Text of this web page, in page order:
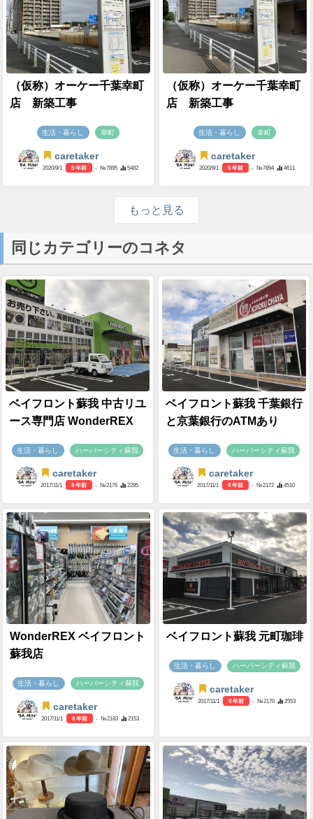
（仮称）オーケー千葉幸町
店 新築工事
生活・暮らし 幸町
caretaker
2020/9/1 5 年前 - №7895 5482
（仮称）オーケー千葉幸町
店 新築工事
生活・暮らし 幸町
caretaker
2020/9/1 5 年前 - №7894 4611
もっと見る
同じカテゴリーのコネタ
ベイフロント蘇我 中古リユ
ース専門店 WonderREX
生活・暮らし ハーバーシティ蘇我
caretaker
2017/11/1 8 年前 - №2176 2285
ベイフロント蘇我 千葉銀行
と京葉銀行のATMあり
生活・暮らし ハーバーシティ蘇我
caretaker
2017/11/1 8 年前 - №2172 4510
WonderREX ベイフロント
蘇我店
生活・暮らし ハーバーシティ蘇我
caretaker
2017/11/1 8 年前 - №2183 2153
ベイフロント蘇我 元町珈琲
生活・暮らし ハーバーシティ蘇我
caretaker
2017/11/1 8 年前 - №2170 2553